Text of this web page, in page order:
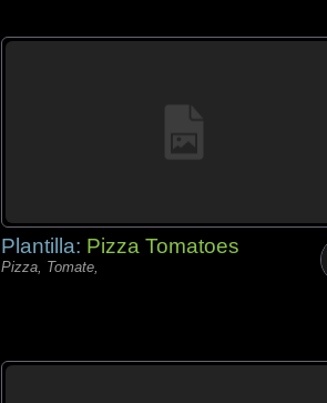
Plantilla: Pizza Tomatoes
Pizza, Tomate,